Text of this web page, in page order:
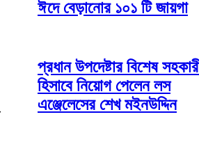
ঈদে বেড়ানোর ১০১ টি জায়গা
প্রধান উপদেষ্টার বিশেষ
হিসাবে নিয়োগ পেলেন লস
এঞ্জেলেসের শেখ মইনউদ্দিন